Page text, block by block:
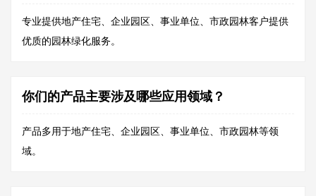
专业提供地产住宅、企业园区、事业单位、市政园林客户提供
优质的园林绿化服务。
你们的产品主要涉及哪些应用领域？
产品多用于地产住宅、企业园区、事业单位、市政园林等领
域。